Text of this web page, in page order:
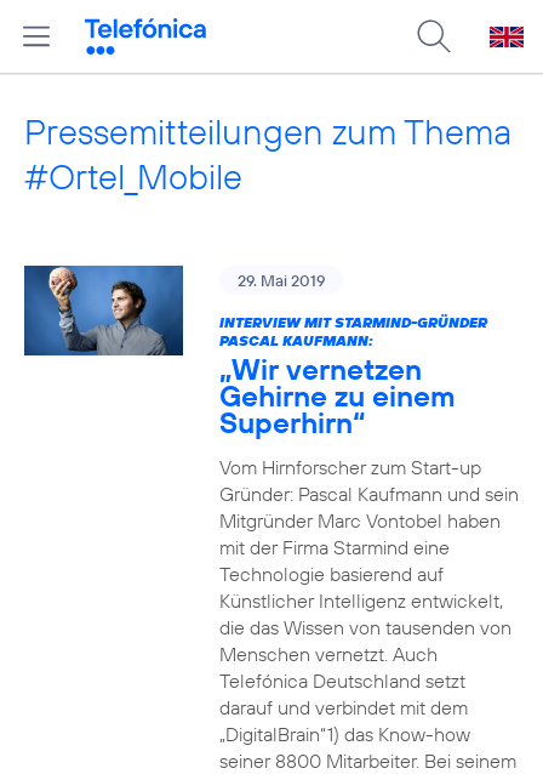
Pressemitteilungen zum Thema
#Ortel_Mobile
29. Mai 2019
INTERVIEW MIT STARMIND-GRÜNDER
PASCAL KAUFMANN:
„Wir vernetzen
Gehirne zu einem
Superhirn“
Vom Hirnforscher zum Start-up
Gründer: Pascal Kaufmann und sein
Mitgründer Marc Vontobel haben
mit der Firma Starmind eine
Technologie basierend auf
Künstlicher Intelligenz entwickelt,
die das Wissen von tausenden von
Menschen vernetzt. Auch
Telefónica Deutschland setzt
darauf und verbindet mit dem
„DigitalBrain“1) das Know-how
seiner 8800 Mitarbeiter. Bei seinem